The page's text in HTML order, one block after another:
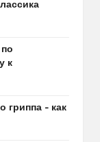
к
гриппа – как